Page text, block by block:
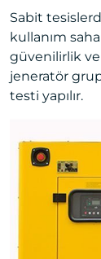
Sabit
kullanım
güvenilirlik
jeneratör
testi yapılır.